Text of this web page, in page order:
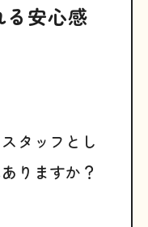
る安心感
タッフとし
りますか？